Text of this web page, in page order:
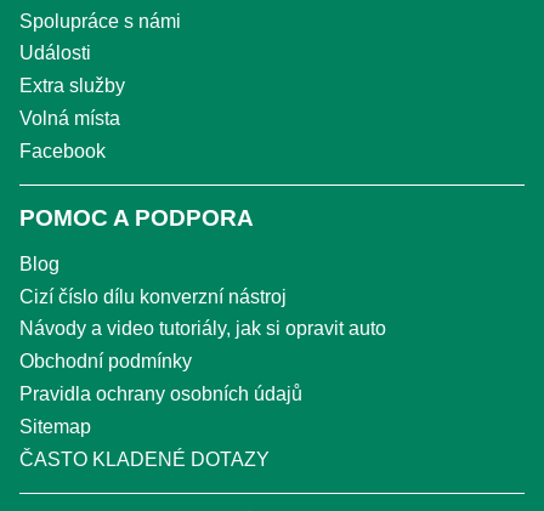
Spolupráce s námi
Události
Extra služby
Volná místa
Facebook
POMOC A PODPORA
Blog
Cizí číslo dílu konverzní nástroj
Návody a video tutoriály, jak si opravit auto
Obchodní podmínky
Pravidla ochrany osobních údajů
Sitemap
ČASTO KLADENÉ DOTAZY